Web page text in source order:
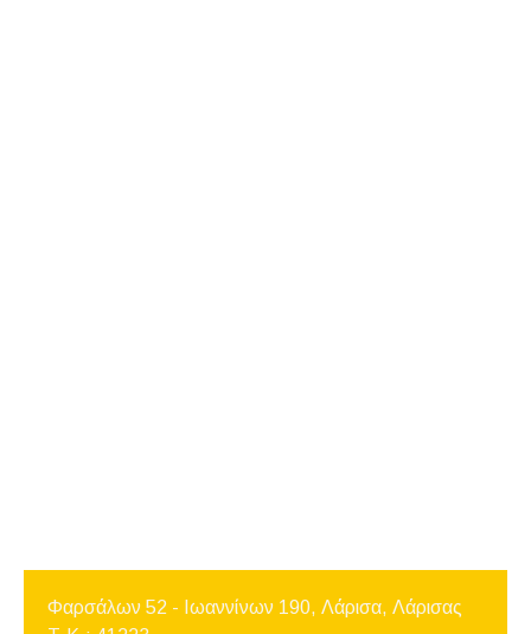
Φαρσάλων 52 - Ιωαννίνων 190, Λάρισα, Λάρισας